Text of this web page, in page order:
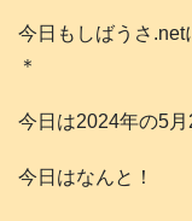
今日もしばうさ.net
＊
今日は2024年の5
今日はなんと！